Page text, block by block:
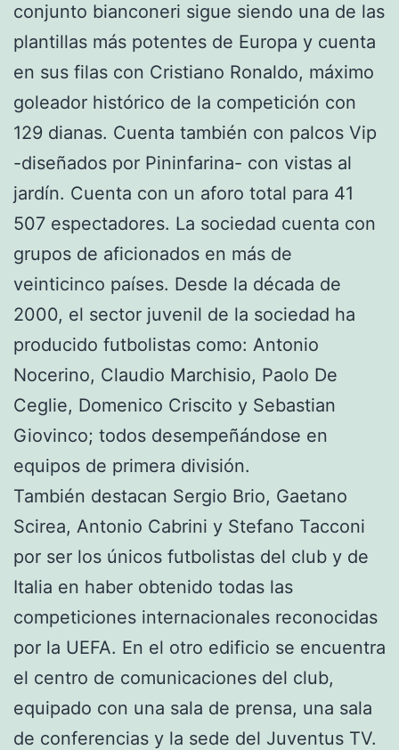
conjunto bianconeri sigue siendo una de las
plantillas más potentes de Europa y cuenta
en sus filas con Cristiano Ronaldo, máximo
goleador histórico de la competición con
129 dianas. Cuenta también con palcos Vip
-diseñados por Pininfarina- con vistas al
jardín. Cuenta con un aforo total para 41
507 espectadores. La sociedad cuenta con
grupos de aficionados en más de
veinticinco países. Desde la década de
2000, el sector juvenil de la sociedad ha
producido futbolistas como: Antonio
Nocerino, Claudio Marchisio, Paolo De
Ceglie, Domenico Criscito y Sebastian
Giovinco; todos desempeñándose en
equipos de primera división.
También destacan Sergio Brio, Gaetano
Scirea, Antonio Cabrini y Stefano Tacconi
por ser los únicos futbolistas del club y de
Italia en haber obtenido todas las
competiciones internacionales reconocidas
por la UEFA. En el otro edificio se encuentra
el centro de comunicaciones del club,
equipado con una sala de prensa, una sala
de conferencias y la sede del Juventus TV.